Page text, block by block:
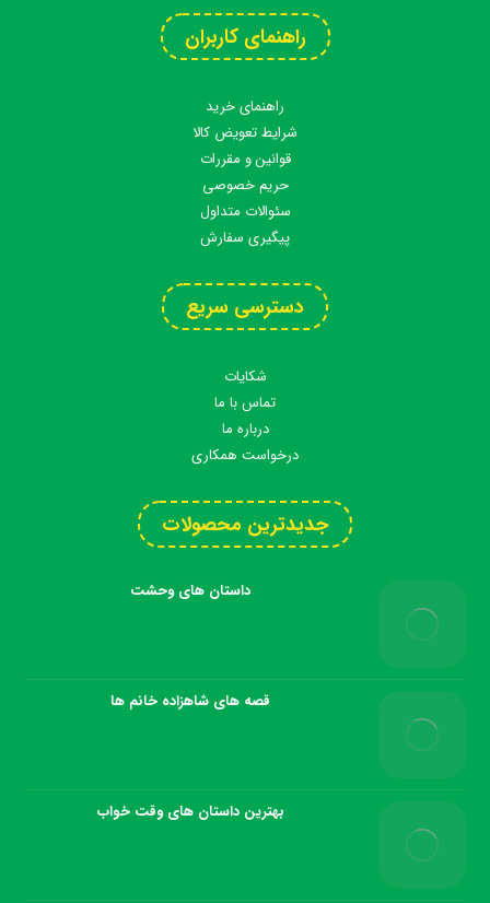
راهنمای کاربران
راهنمای خرید
شرایط تعویض کالا
قوانین و مقررات
حریم خصوصی
سئوالات متداول
پیگیری سفارش
دسترسی سریع
شکایات
تماس با ما
درباره ما
درخواست همکاری
جدیدترین محصولات
داستان های وحشت
قصه های شاهزاده خانم ها
بهترین داستان های وقت خواب